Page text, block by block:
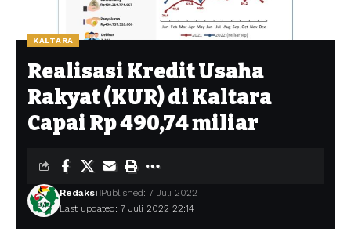
KALTARA
Realisasi Kredit Usaha
Rakyat (KUR) di Kaltara
Capai Rp 490,74 miliar
Last updated: 7 Juli 2022 22:14
Redaksi Published: 7 Juli 2022